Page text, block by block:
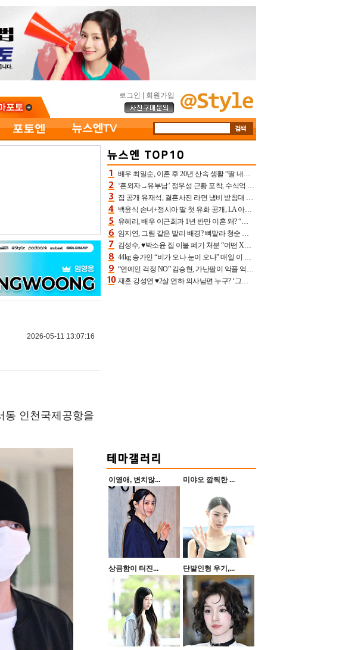
로그인 회원가입
2026-05-11 13:07:16
동 인천국제공항을
배우 최일순, 이혼 후 20년 산속 생활 “딸 내가 버렸다고 원망‥맘 아파”(특종)[어제TV]
‘혼외자→유부남’ 정우성 근황 포착, 수식억 해킹 피해 후배 만났다 “존경하는”
집 공개 유재석, 결혼사진 라면 냄비 받침대 되고 분노‥가족사진도 피해(놀뭐)[어제TV]
백윤식 손녀+정시아 딸 첫 유화 공개, LA 아트쇼→서울국제조각페스타 작가다운 수준급 실력
유혜리, 배우 이근희과 1년 반만 이혼 왜? “식칼 꽂고 의자 던져” 충격 폭로(특종)[어제TV]
임지연, 그림 같은 발리 배경? 뼈말라 청순 비키니 핏에 상대 안 되네
김성수, ♥박소윤 집 이불 폐기 처분 “어떤 X이랑 썼을지 몰라” 질투(신랑수업2)[어제TV]
44kg 송가인 “비가 오나 눈이 오나” 매일 이 운동, 허벅지 근육량 상승+체지방 감소
“연예인 걱정 NO” 김승현, 가난팔이 악플 억울할만‥아내+딸과 日 여행
재혼 강성연 ♥2살 연하 의사남편 누구? ‘그알’ 자문의에 훈남 비주얼 초엘리트 스펙 [종합]
이영애, 변치않... 미야오 깜찍한 ...
상큼함이 터진... 단발인형 우기,...